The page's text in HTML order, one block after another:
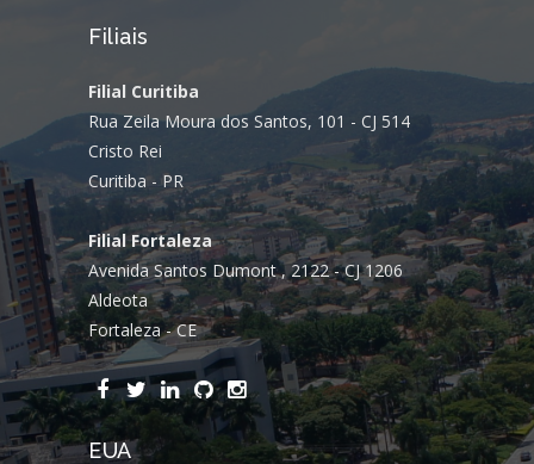
Filiais
Filial Curitiba
Rua Zeila Moura dos Santos, 101 - CJ 514
Cristo Rei
Curitiba - PR
Filial Fortaleza
Avenida Santos Dumont , 2122 - CJ 1206
Aldeota
Fortaleza - CE
EUA